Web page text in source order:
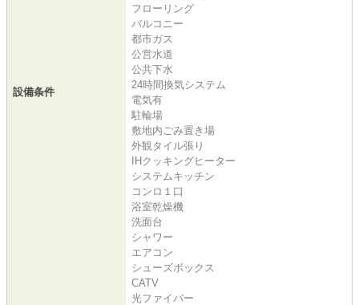
設備条件
フローリング
バルコニー
都市ガス
公営水道
公共下水
24時間換気システム
電気有
駐輪場
敷地内ごみ置き場
外観タイル張り
IHクッキングヒーター
システムキッチン
コンロ１口
浴室乾燥機
洗面台
シャワー
エアコン
シューズボックス
CATV
光ファイバー